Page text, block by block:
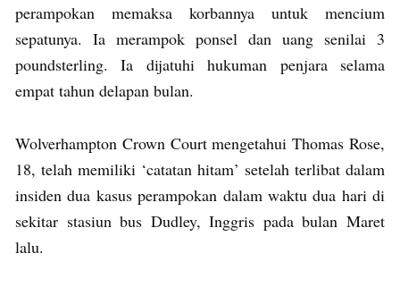
perampokan memaksa korbannya untuk mencium
sepatunya. Ia merampok ponsel dan uang senilai 3
poundsterling. Ia dijatuhi hukuman penjara selama
empat tahun delapan bulan.
Wolverhampton Crown Court mengetahui Thomas Rose,
18, telah memiliki ‘catatan hitam’ setelah terlibat dalam
insiden dua kasus perampokan dalam waktu dua hari di
sekitar stasiun bus Dudley, Inggris pada bulan Maret
lalu.